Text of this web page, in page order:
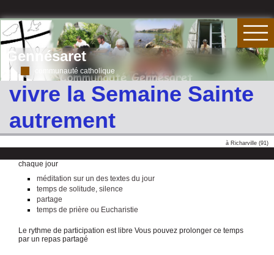
Gennésaret
communauté catholique
vivre la Semaine Sainte
autrement
à Richarville (91)
chaque jour
méditation sur un des textes du jour
temps de solitude, silence
partage
temps de prière ou Eucharistie
Le rythme de participation est libre Vous pouvez prolonger ce temps
par un repas partagé